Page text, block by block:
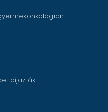
díjazták